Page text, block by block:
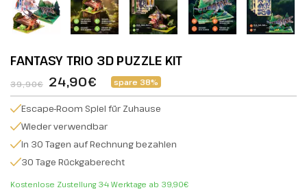
FANTASY TRIO 3D PUZZLE KIT
39,90€ 24,90€ spare 38%
Escape-Room Spiel für Zuhause
Wieder verwendbar
in 30 Tagen auf Rechnung bezahlen
30 Tage Rückgaberecht
Kostenlose Zustellung 3-4 Werktage ab 39,90€